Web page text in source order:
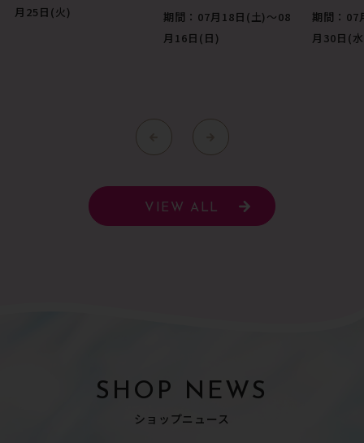
月25日(火)
期間：07月18日(土)〜08
月16日(日)
期間：07
月30日(
VIEW ALL
SHOP NEWS
ショップニュース